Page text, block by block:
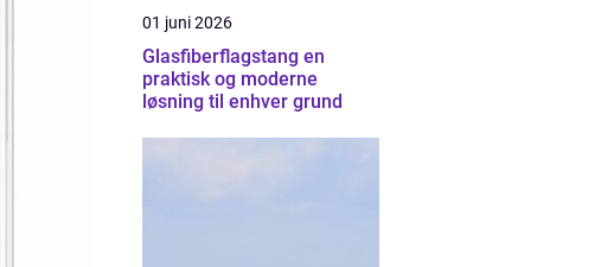
01 juni 2026
Glasfiberflagstang en
praktisk og moderne
løsning til enhver grund